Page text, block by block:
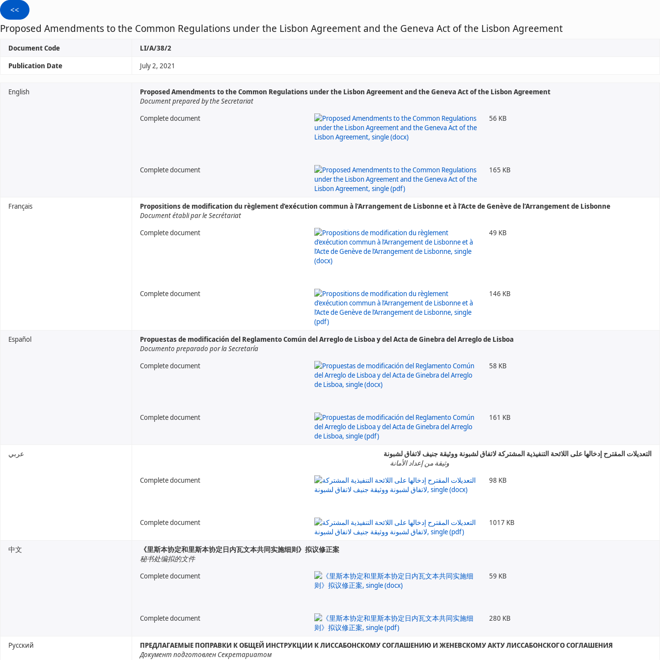
Proposed Amendments to the Common Regulations under the Lisbon Agreement and the Geneva Act of the Lisbon Agreement
Document Code
LI/A/38/2
Publication Date
July 2, 2021
English
Proposed Amendments to the Common Regulations under the Lisbon Agreement and the Geneva Act of the Lisbon Agreement
Document prepared by the Secretariat
Complete document
56 KB
Complete document 165 KB
Français
Propositions de modification du règlement d’exécution commun à l’Arrangement de Lisbonne et à l’Acte de Genève de l’Arrangement de Lisbonne
Document établi par le Secrétariat
Complete document
49 KB
Complete document 146 KB
Español
Propuestas de modificación del Reglamento Común del Arreglo de Lisboa y del Acta de Ginebra del Arreglo de Lisboa
Documento preparado por la Secretaría
Complete document
58 KB
Complete document 161 KB
عربي
التعديلات المقترح إدخالها على اللائحة التنفيذية المشتركة لاتفاق لشبونة ووثيقة جنيف لاتفاق لشبونة
وثيقة من إعداد الأمانة
Complete document
98 KB
Complete document 1017 KB
中文
《里斯本协定和里斯本协定日内瓦文本共同实施细则》拟议修正案
秘书处编拟的文件
Complete document
59 KB
Complete document 280 KB
Русский
ПРЕДЛАГАЕМЫЕ ПОПРАВКИ К ОБЩЕЙ ИНСТРУКЦИИ К ЛИССАБОНСКОМУ СОГЛАШЕНИЮ И ЖЕНЕВСКОМУ АКТУ ЛИССАБОНСКОГО СОГЛАШЕНИЯ
Документ подготовлен Секретариатом